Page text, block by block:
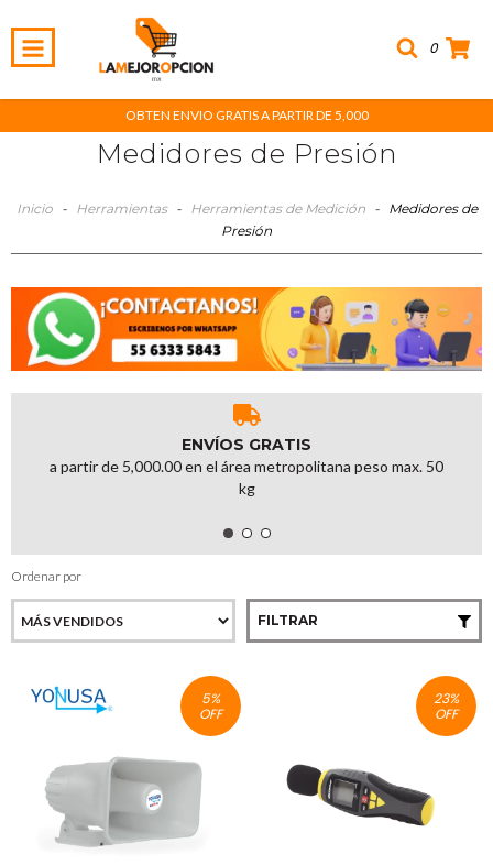
0
OBTEN ENVIO GRATIS A PARTIR DE 5,000
Medidores de Presión
Inicio - Herramientas - Herramientas de Medición -
Medidores de
Presión
ENVÍOS GRATIS
a partir de 5,000.00 en el área metropolitana peso max. 50
kg
Ordenar por
FILTRAR
5%
OFF
23%
OFF